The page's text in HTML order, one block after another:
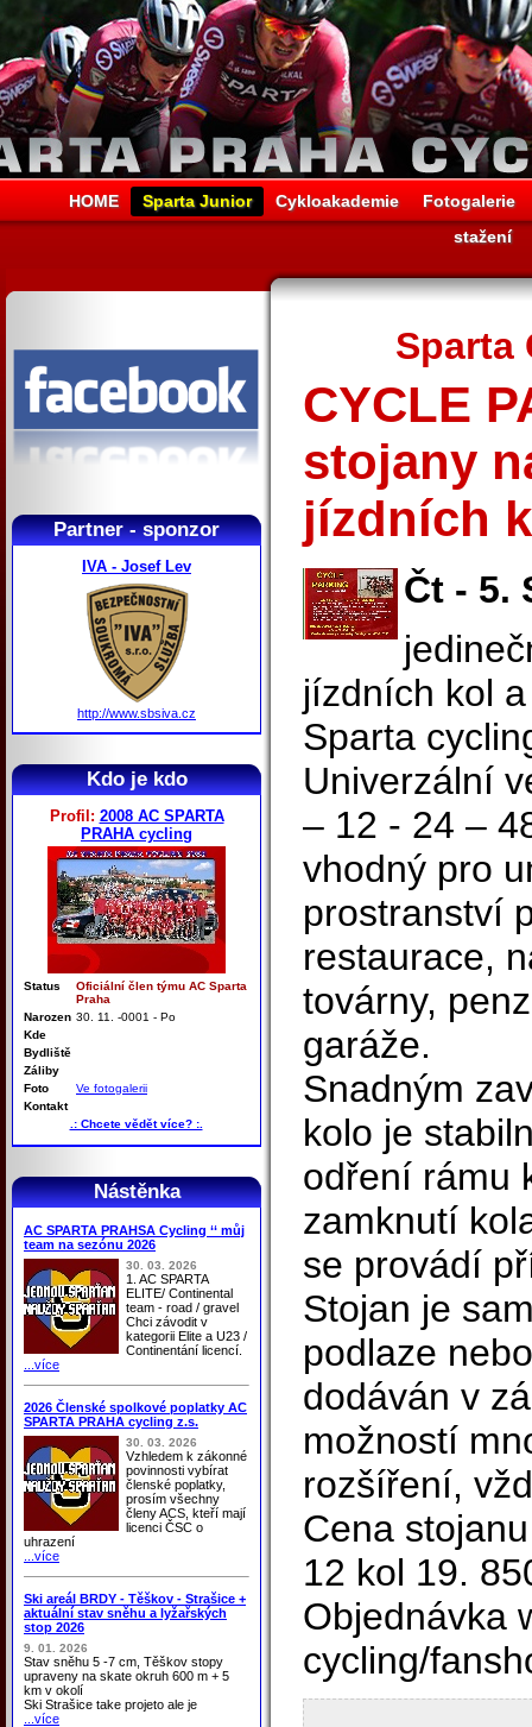
HOME Sparta Junior Cykloakademie
Fotogalerie
stažení
Partner - sponzor
IVA - Josef Lev
http://www.sbsiva.cz
Kdo je kdo
Profil: 2008 AC SPARTA
PRAHA cycling
Status
Oficiální člen týmu AC Sparta
Praha
Narozen 30. 11. -0001 - Po
Kde
Bydliště
Záliby
Foto
Ve fotogalerii
Kontakt
.: Chcete vědět více? :.
Nástěnka
AC SPARTA PRAHSA Cycling ‘‘ můj
team na sezónu 2026
30. 03. 2026
1. AC SPARTA
ELITE/ Continental
team - road / gravel
Chci závodit v
kategorii Elite a U23 /
Continentání licencí.
...více
2026 Členské spolkové poplatky AC
SPARTA PRAHA cycling z.s.
30. 03. 2026
Vzhledem k zákonné
povinnosti vybírat
členské poplatky,
prosím všechny
členy ACS, kteří mají
licenci ČSC o
uhrazení
...více
Ski areál BRDY - Těškov - Strašice +
aktuální stav sněhu a lyžařských
stop 2026
9. 01. 2026
Stav sněhu 5 -7 cm, Těškov stopy
upraveny na skate okruh 600 m + 5
km v okolí
Ski Strašice take projeto ale je
...více
Sparta
CYCLE
stojany
jízdních
Čt - 5.
jízdních kol
Sparta
Univerzální
– 12 - 24 –
vhodný pro
prostranství
restaurace,
továrny,
garáže.
Snadným
kolo je
odření rámu
zamknutí
se provádí
Stojan je
podlaze
dodáván v
možností
rozšíření,
Cena
12 kol 19.
Objednávka
cycling/